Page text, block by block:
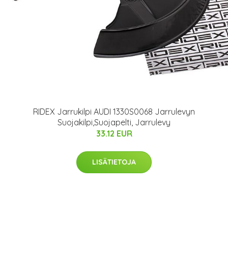
RIDEX Jarrukilpi AUDI 1330S0068 Jarrulevyn
Suojakilpi,Suojapelti, Jarrulevy
33.12 EUR
LISÄTIETOJA